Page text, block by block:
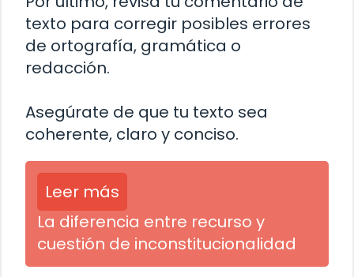
texto para corregir posibles errores
de ortografía, gramática o
redacción.
Asegúrate de que tu texto sea
coherente, claro y conciso.
Leer más
La diferencia entre recurso y
cuestión de inconstitucionalidad